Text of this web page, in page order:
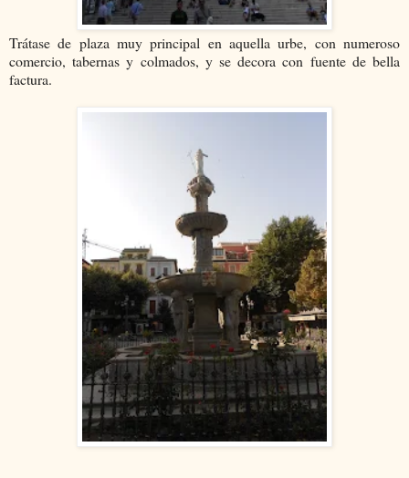
Trátase de plaza muy principal en aquella urbe, con numeroso
comercio, tabernas y colmados, y se decora con fuente de bella
factura.